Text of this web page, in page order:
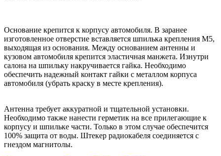
Основание крепится к корпусу автомобиля. В заранее
изготовленное отверстие вставляется шпилька крепления М5,
выходящая из основания. Между основанием антенны и
кузовом автомобиля крепится эластичная манжета. Изнутри
салона на шпильку накручивается гайка. Необходимо
обеспечить надежный контакт гайки с металлом корпуса
автомобиля (убрать краску в месте крепления).
Антенна требует аккуратной и тщательной установки.
Необходимо также нанести герметик на все прилегающие к
корпусу и шпильке части. Только в этом случае обеспечится
100% защита от воды. Штекер радиокабеля соединяется с
гнездом магнитолы.